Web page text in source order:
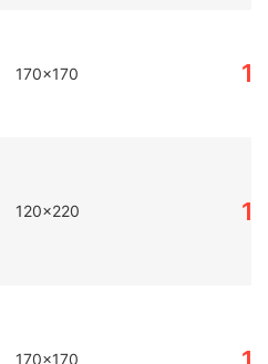
170x170
120x220
170x170